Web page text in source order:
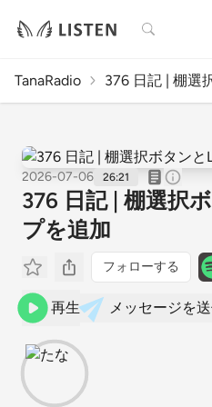
検索
TanaRadio 376 日記 | 棚選
2026-07-06 26:21
376 日記 | 棚選択
プを追加
フォローする
再生 メッセージを